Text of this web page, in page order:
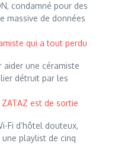
condamné pour des
massive de données
qui a tout perdu
une céramiste
détruit par les
ZATAZ est de sortie
Fi d’hôtel douteux,
playlist de cinq